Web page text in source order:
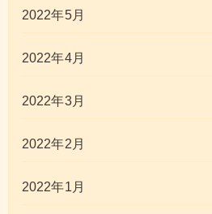
2022年5月
2022年4月
2022年3月
2022年2月
2022年1月